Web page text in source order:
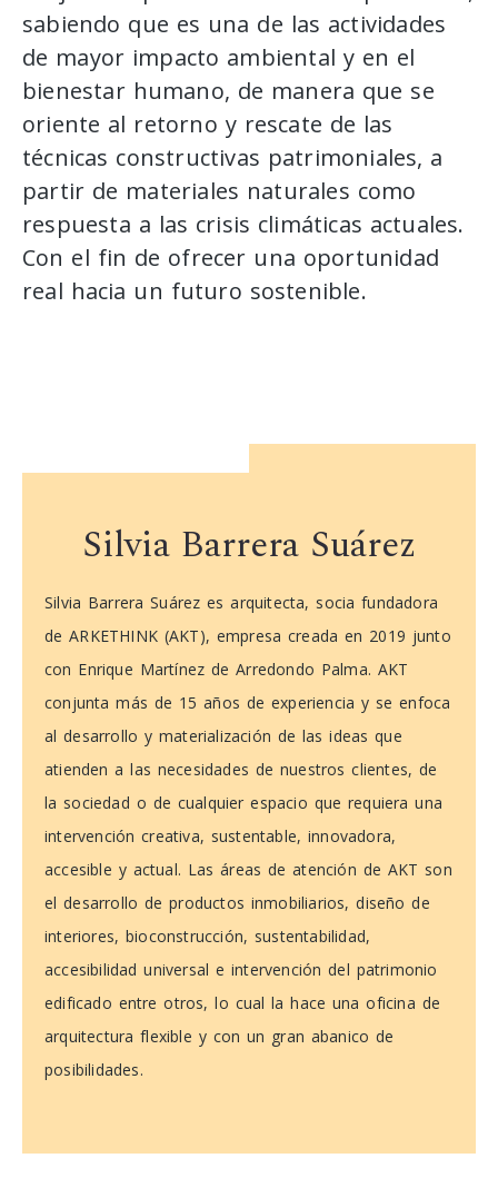
sabiendo que es una de las actividades
de mayor impacto ambiental y en el
bienestar humano, de manera que se
oriente al retorno y rescate de las
técnicas constructivas patrimoniales, a
partir de materiales naturales como
respuesta a las crisis climáticas actuales.
Con el fin de ofrecer una oportunidad
real hacia un futuro sostenible.
Silvia Barrera Suárez
Silvia Barrera Suárez es arquitecta, socia fundadora
de ARKETHINK (AKT), empresa creada en 2019 junto
con Enrique Martínez de Arredondo Palma. AKT
conjunta más de 15 años de experiencia y se enfoca
al desarrollo y materialización de las ideas que
atienden a las necesidades de nuestros clientes, de
la sociedad o de cualquier espacio que requiera una
intervención creativa, sustentable, innovadora,
accesible y actual. Las áreas de atención de AKT son
el desarrollo de productos inmobiliarios, diseño de
interiores, bioconstrucción, sustentabilidad,
accesibilidad universal e intervención del patrimonio
edificado entre otros, lo cual la hace una oficina de
arquitectura flexible y con un gran abanico de
posibilidades.